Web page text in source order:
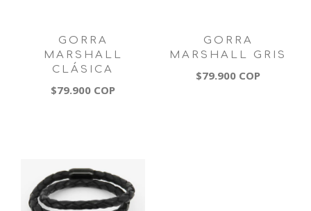
GORRA
MARSHALL
CLÁSICA
$79.900 COP
GORRA
MARSHALL GRIS
$79.900 COP